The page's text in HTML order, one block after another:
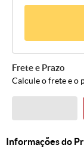
Frete e Prazo
Calcule o frete e o
Informações do